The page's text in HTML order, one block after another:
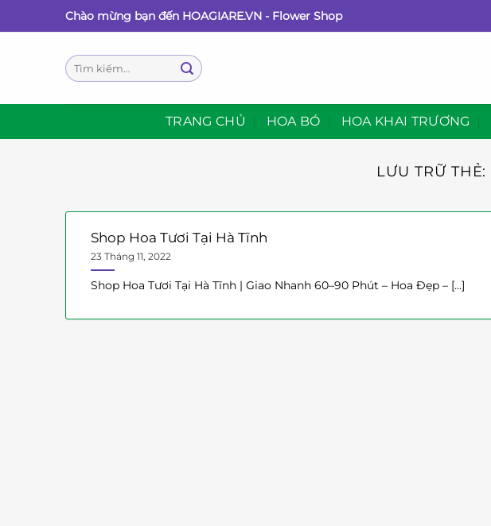
qua
Chào mừng bạn đến HOAGIARE.VN - Flower Shop
Tìm
kiếm:
TRANG CHỦ HOA BÓ HOA KHAI TRƯƠNG
LƯU TRỮ THẺ:
Shop Hoa Tươi Tại Hà Tĩnh
23 Tháng 11, 2022
Shop Hoa Tươi Tại Hà Tĩnh | Giao Nhanh 60–90 Phút – Hoa Đẹp – [...]